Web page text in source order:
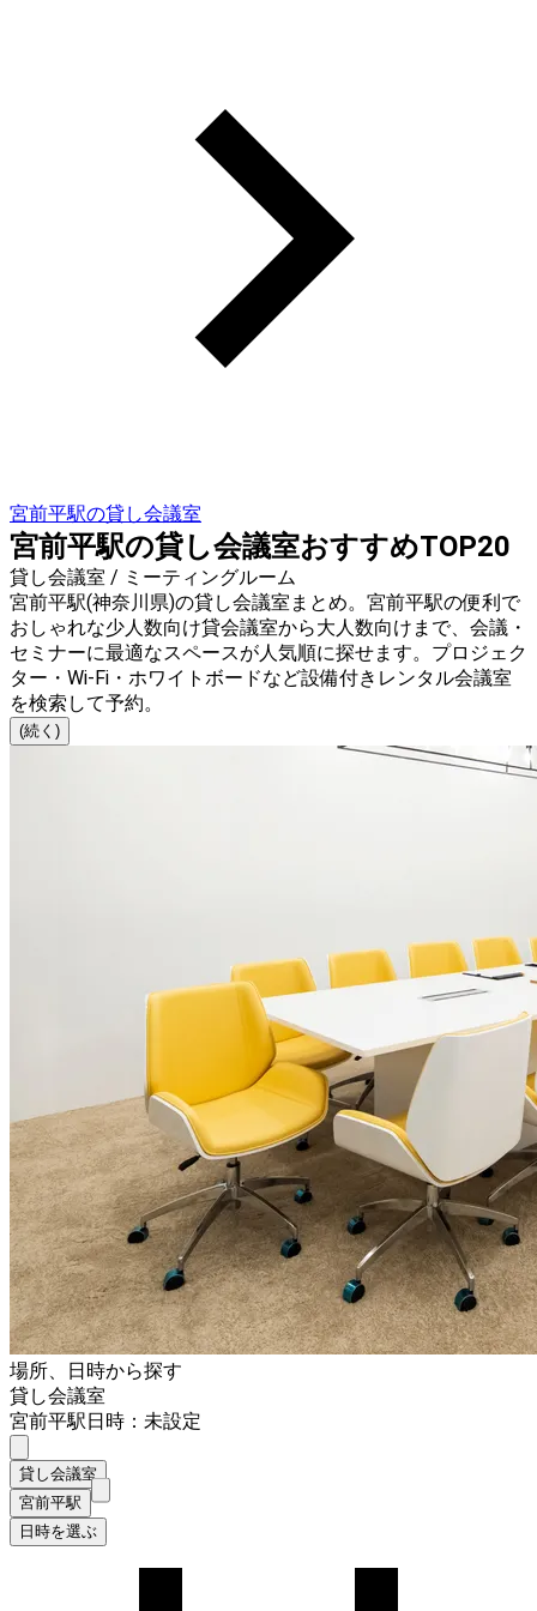
宮前平駅の貸し会議室
宮前平駅の貸し会議室おすすめTOP20
貸し会議室 / ミーティングルーム
宮前平駅(神奈川県)の貸し会議室まとめ。宮前平駅の便利で
おしゃれな少人数向け貸会議室から大人数向けまで、会議・
セミナーに最適なスペースが人気順に探せます。プロジェク
ター・Wi-Fi・ホワイトボードなど設備付きレンタル会議室
を検索して予約。
(続く)
場所、日時から探す
貸し会議室
宮前平駅日時：未設定
貸し会議室
宮前平駅
日時を選ぶ